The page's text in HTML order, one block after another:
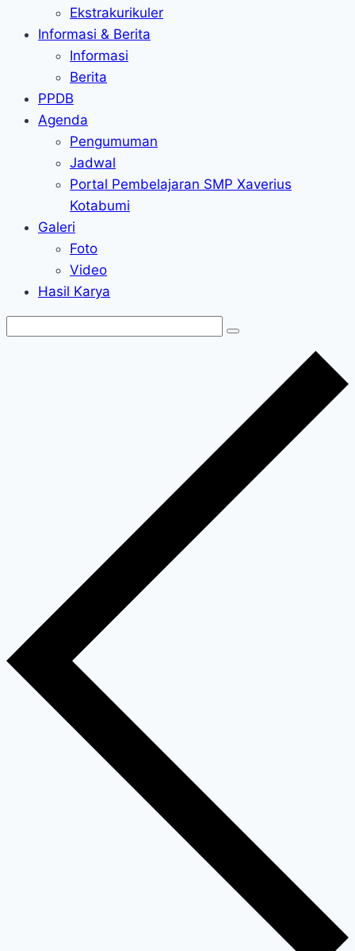
Ekstrakurikuler
Informasi & Berita
Informasi
Berita
PPDB
Agenda
Pengumuman
Jadwal
Portal Pembelajaran SMP Xaverius
Kotabumi
Galeri
Foto
Video
Hasil Karya